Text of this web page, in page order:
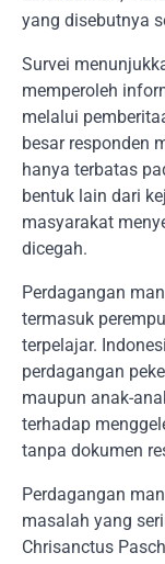
yang disebutnya
Survei
memperoleh
melalui
besar responden
hanya terbatas
bentuk lain dari
masyarakat
dicegah.
Perdagangan
termasuk
terpelajar.
perdagangan
maupun anak-
terhadap
tanpa dokumen
Perdagangan
masalah yang
Chrisanctus